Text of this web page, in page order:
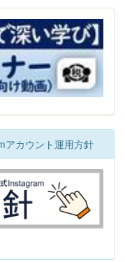
アカウント運用方針